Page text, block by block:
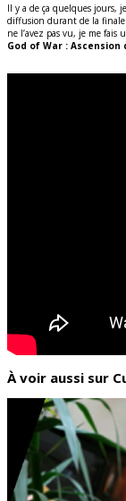
Il y a de ça quelques jours,
diffusion durant de la finale
ne l’avez pas vu, je me
God of War :
À voir aussi sur